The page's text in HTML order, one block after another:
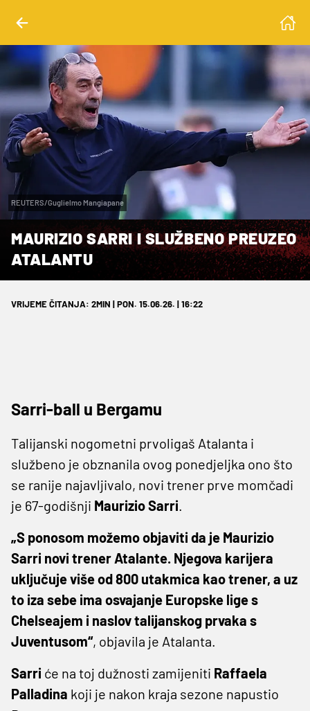
REUTERS/Guglielmo Mangiapane
MAURIZIO SARRI I SLUŽBENO PREUZEO
ATALANTU
VRIJEME ČITANJA: 2MIN | PON. 15.06.26. | 16:22
Sarri-ball u Bergamu
Talijanski nogometni prvoligaš Atalanta i
službeno je obznanila ovog ponedjeljka ono što
se ranije najavljivalo, novi trener prve momčadi
je 67-godišnji Maurizio Sarri.
„S ponosom možemo objaviti da je Maurizio
Sarri novi trener Atalante. Njegova karijera
uključuje više od 800 utakmica kao trener, a uz
to iza sebe ima osvajanje Europske lige s
Chelseajem i naslov talijanskog prvaka s
Juventusom“, objavila je Atalanta.
Sarri će na toj dužnosti zamijeniti Raffaela
Palladina koji je nakon kraja sezone napustio